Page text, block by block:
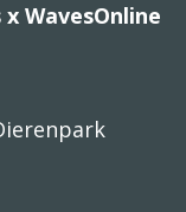
WavesOnline